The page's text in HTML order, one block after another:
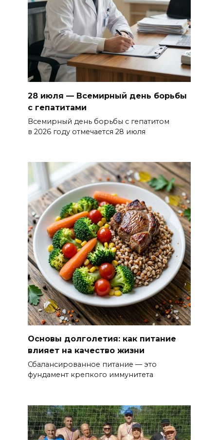
28 июля — Всемирный день борьбы
с гепатитами
Всемирный день борьбы с гепатитом
в 2026 году отмечается 28 июля
Основы долголетия: как питание
влияет на качество жизни
Сбалансированное питание — это
фундамент крепкого иммунитета